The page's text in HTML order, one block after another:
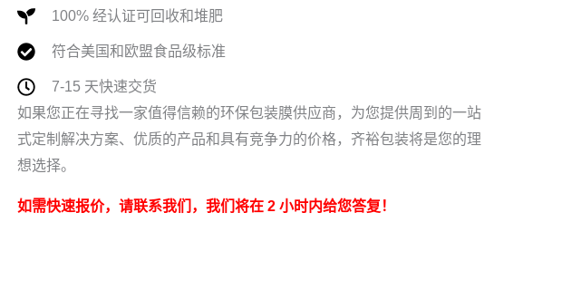
100% 经认证可回收和堆肥
符合美国和欧盟食品级标准
7-15 天快速交货
如果您正在寻找一家值得信赖的环保包装膜供应商，为您提供周到的一站
式定制解决方案、优质的产品和具有竞争力的价格，齐裕包装将是您的理
想选择。
如需快速报价，请联系我们，我们将在 2 小时内给您答复！